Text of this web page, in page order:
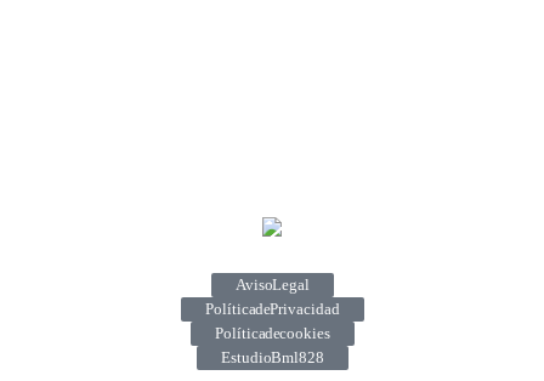
Aviso Legal
Política de Privacidad
Política de cookies
Estudio Bml828